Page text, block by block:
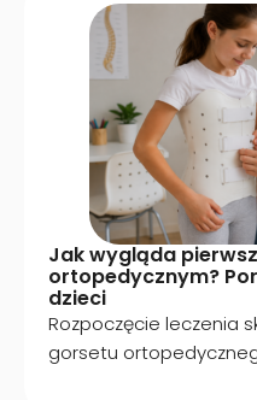
Jak wygląda
ortopedycznym?
dzieci
Rozpoczęcie leczenia
gorsetu